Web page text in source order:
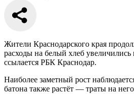
Жители Краснодарского края
расходы на белый хлеб
ссылается РБК Краснодар.
Наиболее заметный рост
батона также растёт — траты на